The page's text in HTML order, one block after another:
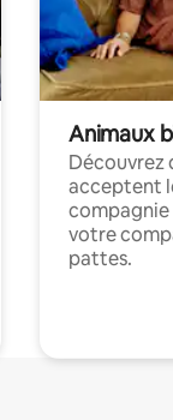
Animaux
Découvrez
acceptent
compagnie
votre
pattes.